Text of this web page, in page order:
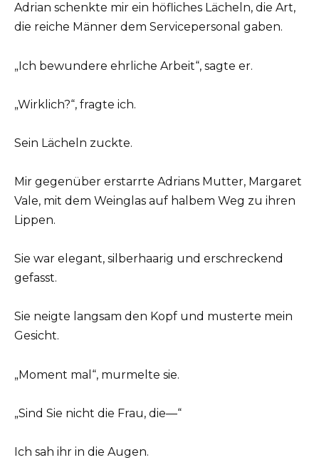
Adrian schenkte mir ein höfliches Lächeln, die Art,
die reiche Männer dem Servicepersonal gaben.
„Ich bewundere ehrliche Arbeit“, sagte er.
„Wirklich?“, fragte ich.
Sein Lächeln zuckte.
Mir gegenüber erstarrte Adrians Mutter, Margaret
Vale, mit dem Weinglas auf halbem Weg zu ihren
Lippen.
Sie war elegant, silberhaarig und erschreckend
gefasst.
Sie neigte langsam den Kopf und musterte mein
Gesicht.
„Moment mal“, murmelte sie.
„Sind Sie nicht die Frau, die—“
Ich sah ihr in die Augen.